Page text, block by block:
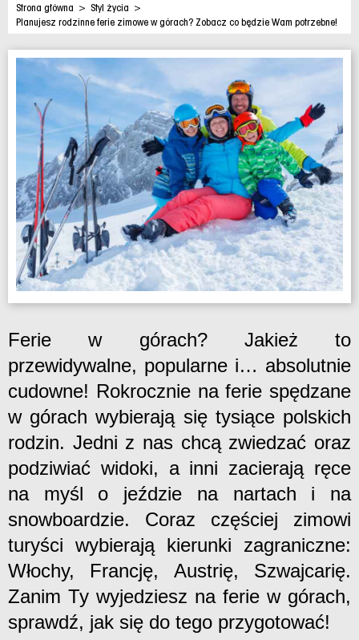
Strona główna > Styl życia >
Planujesz rodzinne ferie zimowe w górach? Zobacz co będzie Wam potrzebne!
Ferie w górach? Jakież to
przewidywalne, popularne i… absolutnie
cudowne! Rokrocznie na ferie spędzane
w górach wybierają się tysiące polskich
rodzin. Jedni z nas chcą zwiedzać oraz
podziwiać widoki, a inni zacierają ręce
na myśl o jeździe na nartach i na
snowboardzie. Coraz częściej zimowi
turyści wybierają kierunki zagraniczne:
Włochy, Francję, Austrię, Szwajcarię.
Zanim Ty wyjedziesz na ferie w górach,
sprawdź, jak się do tego przygotować!